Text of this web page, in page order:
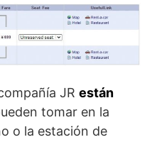
JR están
tomar en la
o la estación de